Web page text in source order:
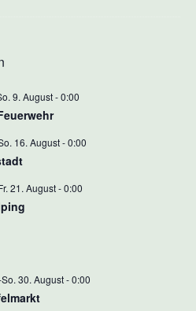
9. August - 0:00
16. August - 0:00
21. August - 0:00
So. 30. August - 0:00